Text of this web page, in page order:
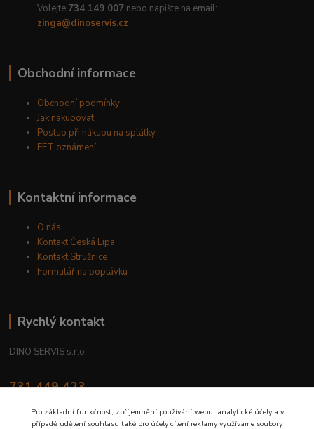
Volejte 734 149 007 nebo napište na email:
zinga@dinoservis.cz
Obchodní informace
Obchodní podmínky
Jak nakupovat
Postup při nákupu na splátky
EET oznámení
Kontaktní informace
O nás
Kontakt Česká Lípa
Kontakt Stružnice
Formulář na poptávku
Rychlý kontakt
DINO SERVIS s.r.o.
731 449 423
Pro základní funkčnost, zpříjemnění používání webu, analytické účely a v
případě udělení souhlasu také pro účely cílení reklamy využíváme soubory